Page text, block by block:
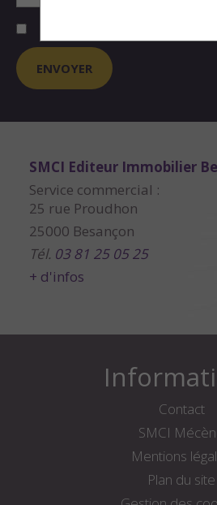
SMCI Editeur Immobilier
Service commercial :
25 rue Proudhon
25000 Besançon
Tél. 03 81 25 05 25
+ d'infos
Contact
SMCI
Mentions
Plan du site